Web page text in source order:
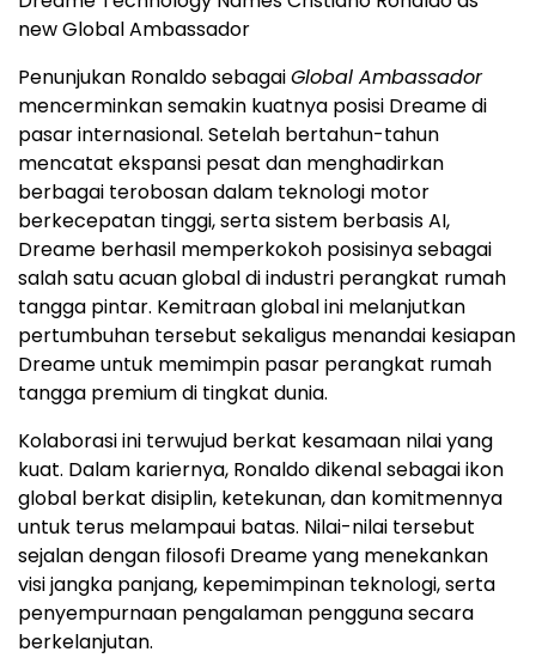
new Global Ambassador
Penunjukan Ronaldo sebagaiGlobal Ambassador
mencerminkan semakin kuatnya posisi Dreame di
pasar internasional. Setelah bertahun-tahun
mencatat ekspansi pesat dan menghadirkan
berbagai terobosan dalam teknologi motor
berkecepatan tinggi, serta sistem berbasis AI,
Dreame berhasil memperkokoh posisinya sebagai
salah satu acuan global di industri perangkat rumah
tangga pintar. Kemitraan global ini melanjutkan
pertumbuhan tersebut sekaligus menandai kesiapan
Dreame untuk memimpin pasar perangkat rumah
tangga premium di tingkat dunia.
Kolaborasi ini terwujud berkat kesamaan nilai yang
kuat. Dalam kariernya, Ronaldo dikenal sebagai ikon
global berkat disiplin, ketekunan, dan komitmennya
untuk terus melampaui batas. Nilai-nilai tersebut
sejalan dengan filosofi Dreame yang menekankan
visi jangka panjang, kepemimpinan teknologi, serta
penyempurnaan pengalaman pengguna secara
berkelanjutan.